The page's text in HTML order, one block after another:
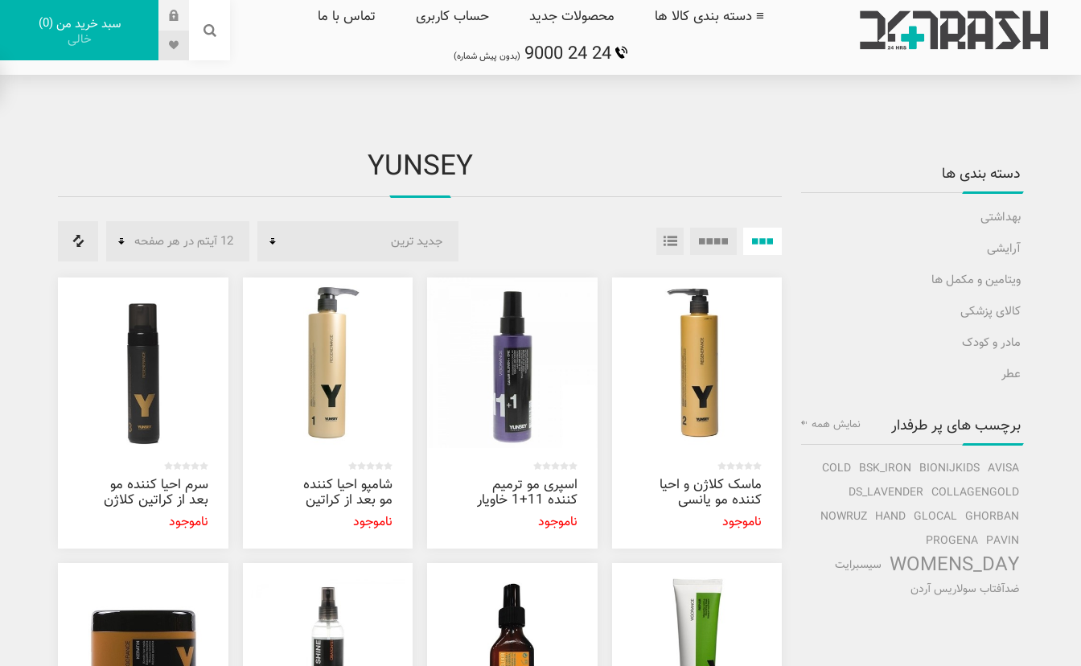
≡ دسته بندی کالا ها محصولات جدید حساب کاربری تماس با ما
9000 24 24 (بدون پیش شماره)
سبد خرید من 0
خالی
YUNSEY
ماسک کلاژن و احیا
کننده مو یانسی
500 میل
ناموجود
اسپری مو ترمیم
کننده 11+1 خاویار
یانسی 150 میل
ناموجود
شامپو احیا کننده
مو بعد از کراتین
کلاژن یانسی
پروفشنال 500 میل
ناموجود
سرم احیا کننده مو
بعد از کراتین کلاژن
یانسی پروفشنال
200 میل
ناموجود
دسته بندی ها
بهداشتی
آرایشی
ویتامین و مکمل ها
کالای پزشکی
مادر و کودک
عطر
برچسب های پر طرفدار
AVISA
BIONIJKIDS
BSK_IRON
COLD
COLLAGENGOLD
DS_LAVENDER
GHORBAN
GLOCAL
HAND
NOWRUZ
PAVIN
PROGENA
WOMENS_DAY سیسبرایت
ضدآفتاب سولاریس آردن
نمایش همه